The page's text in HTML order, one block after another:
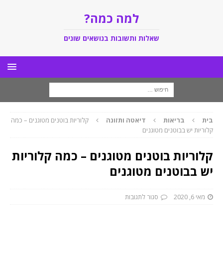
למה כמה?
שאלות ותשובות בנושאים שונים
בית בריאות דיאטה ותזונה
קלוריות בוטנים מטוגנים – כמה
קלוריות יש בבוטנים מטוגנים
קלוריות בוטנים מטוגנים – כמה קלוריות
יש בבוטנים מטוגנים
מאי 6, 2020 סגור לתגובות